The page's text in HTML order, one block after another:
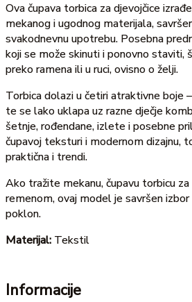
Ova čupava torbica za djevojčice
mekanog i ugodnog materijala,
svakodnevnu upotrebu. Posebna
koji se može skinuti i ponovno staviti,
preko ramena ili u ruci, ovisno o želji.
Torbica dolazi u četiri atraktivne boje
te se lako uklapa uz razne dječje
šetnje, rođendane, izlete i posebne
čupavoj teksturi i modernom dizajnu,
praktična i trendi.
Ako tražite mekanu, čupavu torbicu
remenom, ovaj model je savršen izbor
poklon.
Materijal: Tekstil
Informacije